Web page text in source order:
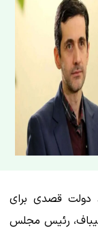
دولت قصدی برای
رئیس مجلس